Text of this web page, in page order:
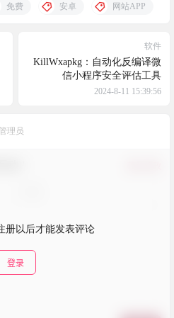
免费 安卓 网站APP
软件
KillWxapkg：自动化反编译微
信小程序安全评估工具
2024-8-11 15:39:56
管理员
册以后才能发表评论
登录